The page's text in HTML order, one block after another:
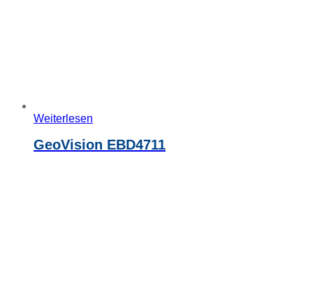
Weiterlesen
GeoVision EBD4711